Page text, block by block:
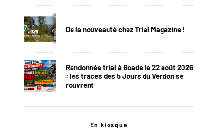
De la nouveauté chez Trial Magazine !
Randonnée trial à Boade le 22 août 2026
: les traces des 5 Jours du Verdon se
rouvrent
En kiosque